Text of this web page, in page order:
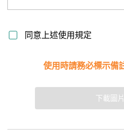
同意上述使用規定
使用時請務必標示備
下載圖片